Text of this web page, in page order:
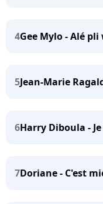
4Gee Mylo - Alé
5Jean-Marie
6Harry Diboula -
7Doriane - C'est